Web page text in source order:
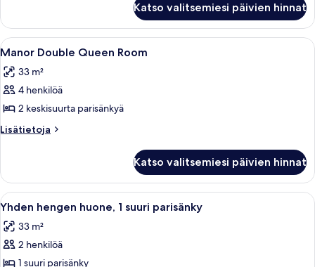
Room
kuvat
Tower
Double
Queen
Katso valitsemiesi päivien hinnat
Avaa
kaikki
huonetyypin
Manor
Double
Queen
Hotellihuone, jossa on kaksi
4
Manor Double Queen Room
33 m²
4 henkilöä
2 keskisuurta parisänkyä
Lisätietoja
Lisätietoja
Queen
Room
Katso valitsemiesi päivien hinnat
Avaa
kaikki
huonetyypin
Yhden
Hotellihuone, jossa on suuri sänky,
3
Yhden hengen huone, 1 suuri parisänky
33 m²
2 henkilöä
1 suuri parisänky